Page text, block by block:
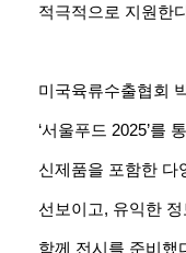
적극적으로 지원한
미국육류수출협회
‘서울푸드 2025’를
신제품을 포함한 다
선보이고, 유익한
함께 전시를 준비했